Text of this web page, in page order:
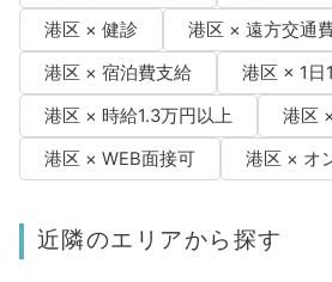
港区 × 健診
港区 × 遠方交通
港区 × 宿泊費支給
港区 × 1日
港区 × 時給1.3万円以上
港区
港区 × WEB面接可
港区 × オ
近隣のエリアから探す